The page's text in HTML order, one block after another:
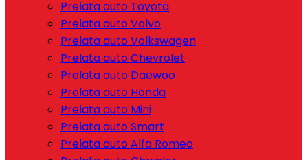
Prelata auto Toyota
Prelata auto Volvo
Prelata auto Volkswagen
Prelata auto Chevrolet
Prelata auto Daewoo
Prelata auto Honda
Prelata auto Mini
Prelata auto Smart
Prelata auto Alfa Romeo